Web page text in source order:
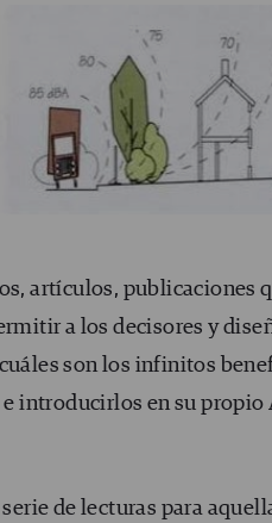
artículos, publicaciones
a losdecisores y
cuáles son los infinitos
e introducirlos en su propio
de lecturas para